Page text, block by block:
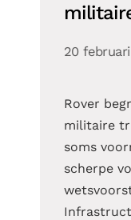
20
Rover
militaire
soms
scherpe